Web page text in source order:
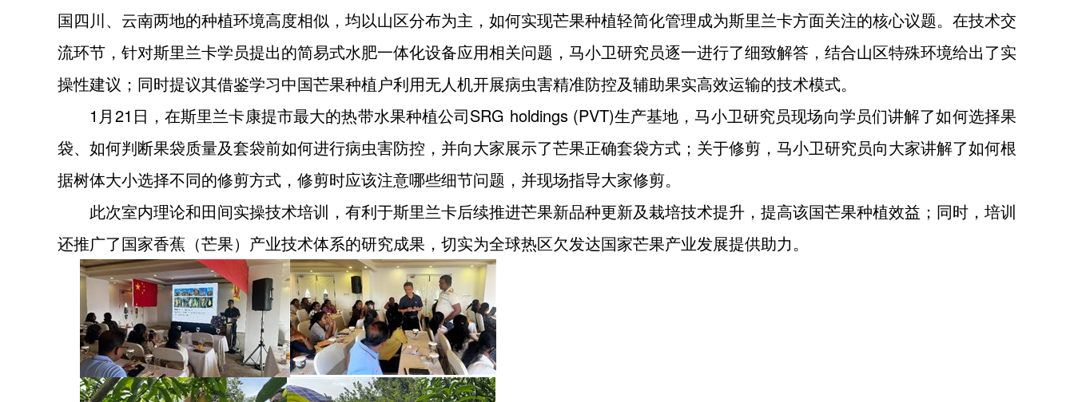
国四川、云南两地的种植环境高度相似，均以山区分布为主，如何实现芒果种植轻简化管理成为斯里兰卡方面关注的核心议题。在技术交
流环节，针对斯里兰卡学员提出的简易式水肥一体化设备应用相关问题，马小卫研究员逐一进行了细致解答，结合山区特殊环境给出了实
操性建议；同时提议其借鉴学习中国芒果种植户利用无人机开展病虫害精准防控及辅助果实高效运输的技术模式。
1月21日，在斯里兰卡康提市最大的热带水果种植公司SRG holdings (PVT)生产基地，马小卫研究员现场向学员们讲解了如何选择果
袋、如何判断果袋质量及套袋前如何进行病虫害防控，并向大家展示了芒果正确套袋方式；关于修剪，马小卫研究员向大家讲解了如何根
据树体大小选择不同的修剪方式，修剪时应该注意哪些细节问题，并现场指导大家修剪。
此次室内理论和田间实操技术培训，有利于斯里兰卡后续推进芒果新品种更新及栽培技术提升，提高该国芒果种植效益；同时，培训
还推广了国家香蕉（芒果）产业技术体系的研究成果，切实为全球热区欠发达国家芒果产业发展提供助力。